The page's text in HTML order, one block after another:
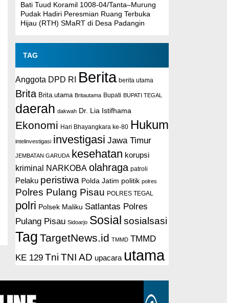
Bati Tuud Koramil 1008-04/Tanta–Murung
Pudak Hadiri Peresmian Ruang Terbuka
Hijau (RTH) SMaRT di Desa Padangin
TAG
Anggota DPD RI Berita berita utama
Brita Brita.utama Britautama Bupati BUPATI TEGAL
daerah dakwah Dr. Lia Istifhama
Ekonomi Hari Bhayangkara ke-80 Hukum
intelinvestigasi investigasi Jawa Timur
JEMBATAN GARUDA kesehatan korupsi
kriminal NARKOBA olahraga patroli
Pelaku peristiwa Polda Jatim politik polres
Polres Pulang Pisau POLRES TEGAL
polri Polsek Maliku Satlantas Polres
Pulang Pisau Sidoarjo Sosial sosialsasi
Tag TargetNews.id TMMD TMMD
KE 129 Tni TNI AD upacara utama